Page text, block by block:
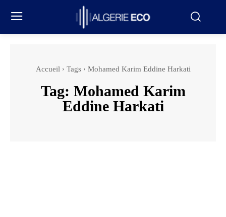
Accueil Tags Mohamed Karim Eddine Harkati
Tag: Mohamed Karim
Eddine Harkati